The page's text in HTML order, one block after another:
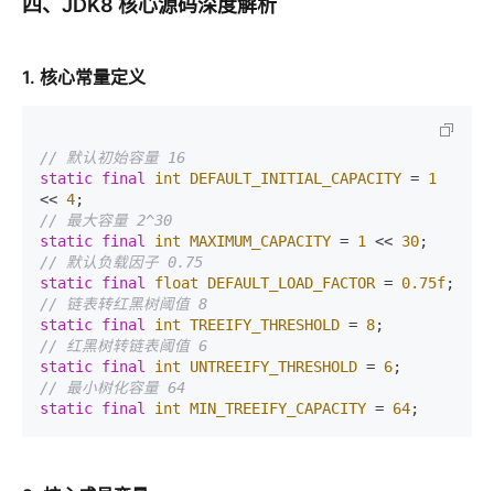
四、JDK8 核心源码深度解析
1. 核心常量定义
// 默认初始容量 16
static final int DEFAULT_INITIAL_CAPACITY = 1
<< 4
// 最大容量 2^30
static final int MAXIMUM_CAPACITY = 1 << 30
// 默认负载因子 0.75
static final float DEFAULT_LOAD_FACTOR = 0.75f
// 链表转红黑树阈值 8
static final int TREEIFY_THRESHOLD = 8
// 红黑树转链表阈值 6
static final int UNTREEIFY_THRESHOLD = 6
// 最小树化容量 64
static final int MIN_TREEIFY_CAPACITY = 64